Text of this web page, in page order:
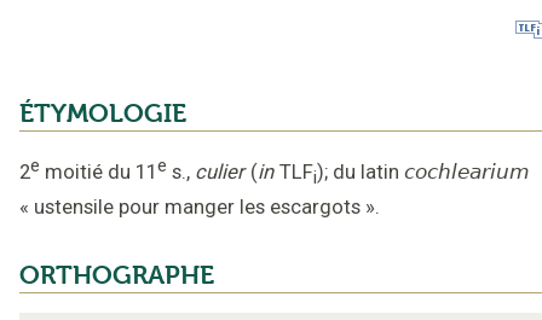
ÉTYMOLOGIE
2e moitié du 11e s., culier (in TLFi); du latin cochlearium
« ustensile pour manger les escargots ».
ORTHOGRAPHE